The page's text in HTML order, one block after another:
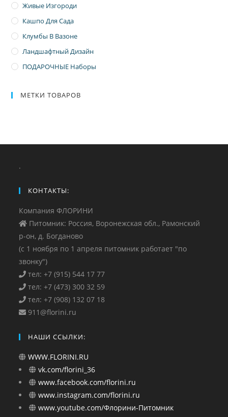
Живые Изгороди
Кашпо Для Сада
Клумбы В Вазоне
Ландшафтный Дизайн
ПОДАРОЧНЫЕ Наборы
МЕТКИ ТОВАРОВ
.
КОНТАКТЫ:
Компания ФЛОРИНИ
Питомник: Россия, Воронежская обл., Рамонский
р-он, д. Богданово
(с 1 ноября по 1 апреля питомник работает "по
звонку")
тел: +7 (915) 544 17 77
тел: +7 (473) 300 32 59
тел: +7 (908) 132 07 18
911@florini.ru
НАШИ ССЫЛКИ:
WWW.FLORINI.RU
vk.com/florini_36
www.facebook.com/florini.ru
www.instagram.com/florini.ru
www.youtube.com/Флорини-Питомник